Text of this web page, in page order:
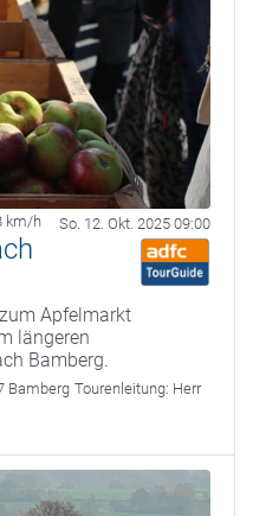
km/h So. 12. Okt. 2025 09:00
Apfelmarkt
längeren
Bamberg.
Bamberg Tourenleitung: Herr